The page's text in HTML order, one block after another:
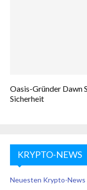
Oasis-Gründer Dawn
Sicherheit
KRYPTO-NEWS
Neuesten Krypto-News